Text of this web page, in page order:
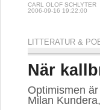
CARL OLOF SCHLYTER
2006-09-16 19:22:00
LITTERATUR &
När
Optimismen
Milan